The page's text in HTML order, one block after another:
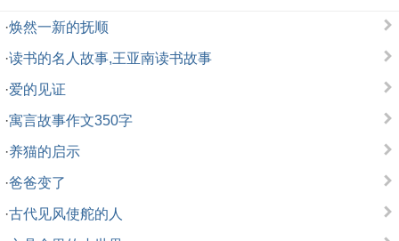
·焕然一新的抚顺
·读书的名人故事,王亚南读书故事
·爱的见证
·寓言故事作文350字
·养猫的启示
·爸爸变了
·古代见风使舵的人